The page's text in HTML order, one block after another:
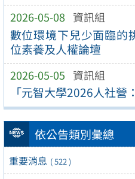
2026-05-08 資訊組
數位環境下兒少面臨
位素養及人權論壇
2026-05-05 資訊組
「元智大學2026人社
依公告類別彙總
重要消息 ( 522 )